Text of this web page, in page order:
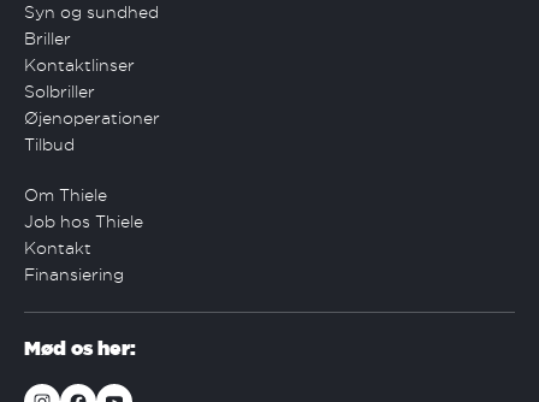
Syn og sundhed
Briller
Kontaktlinser
Solbriller
Øjenoperationer
Tilbud
Om Thiele
Job hos Thiele
Kontakt
Finansiering
Mød os her: